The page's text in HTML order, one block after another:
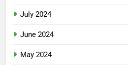
July 2024
June 2024
May 2024